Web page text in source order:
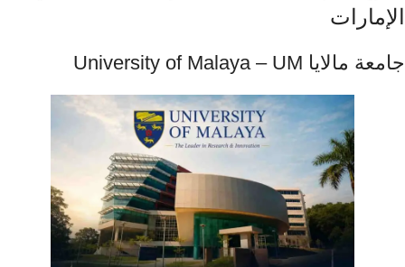
الإمارات
جامعة مالايا University of Malaya – UM